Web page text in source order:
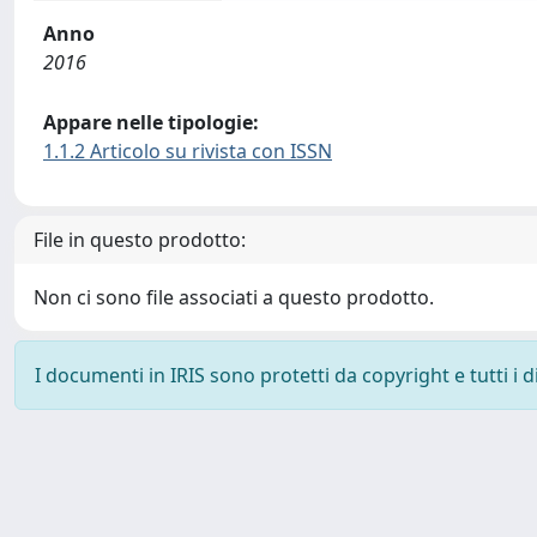
Anno
2016
Appare nelle tipologie:
1.1.2 Articolo su rivista con ISSN
File in questo prodotto:
Non ci sono file associati a questo prodotto.
I documenti in IRIS sono protetti da copyright e tutti i